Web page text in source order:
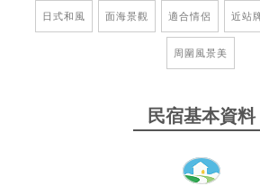
日式和風 面海景觀 適合情侶 近站
周圍風景美
民宿基本資料